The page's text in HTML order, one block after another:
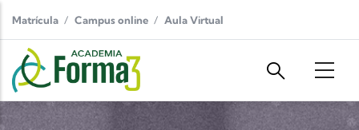
Matrícula Campus online Aula Virtual